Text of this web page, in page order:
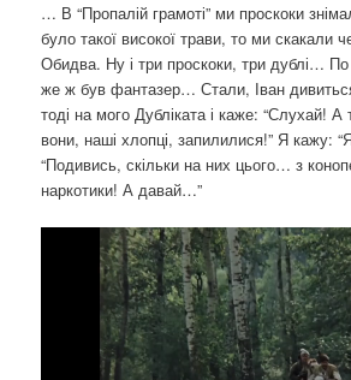
… В “Пропалій грамоті” ми проскоки
було такої високої трави, то ми скакали
Обидва. Ну і три проскоки, три дублі…
же ж був фантазер… Стали, Іван
тоді на мого Дубліката і каже: “Слухай!
вони, наші хлопці, запилилися!” Я кажу:
“Подивись, скільки на них цього… з
наркотики! А давай…”